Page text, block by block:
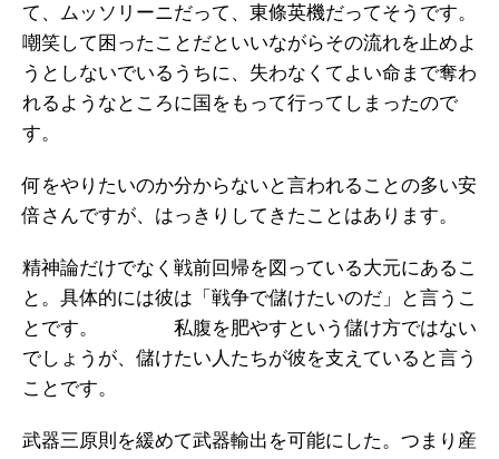
て、ムッソリーニだって、東條英機だってそうです。
嘲笑して困ったことだといいながらその流れを止めよ
うとしないでいるうちに、失わなくてよい命まで奪わ
れるようなところに国をもって行ってしまったので
す。
何をやりたいのか分からないと言われることの多い安
倍さんですが、はっきりしてきたことはあります。
精神論だけでなく戦前回帰を図っている大元にあるこ
と。具体的には彼は「戦争で儲けたいのだ」と言うこ
とです。 私腹を肥やすという儲け方ではない
でしょうが、儲けたい人たちが彼を支えていると言う
ことです。
武器三原則を緩めて武器輸出を可能にした。つまり産